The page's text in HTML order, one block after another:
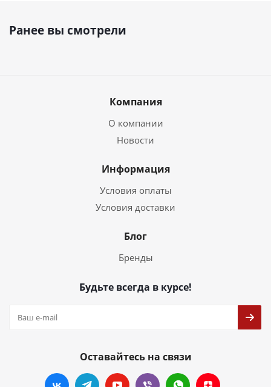
Ранее вы смотрели
Компания
О компании
Новости
Информация
Условия оплаты
Условия доставки
Блог
Бренды
Будьте всегда в курсе!
Оставайтесь на связи